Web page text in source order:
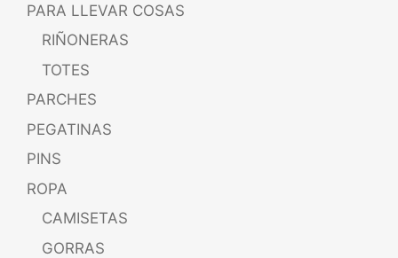
PARA LLEVAR COSAS
RIÑONERAS
TOTES
PARCHES
PEGATINAS
PINS
ROPA
CAMISETAS
GORRAS